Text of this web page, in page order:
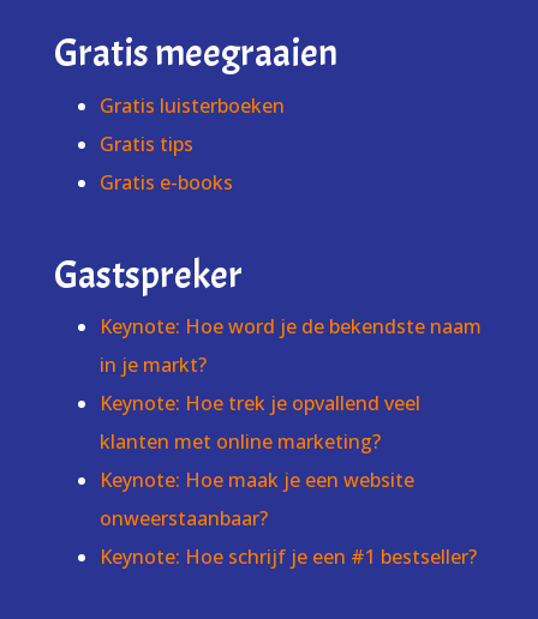
Gratis meegraaien
Gratis luisterboeken
Gratis tips
Gratis e-books
Gastspreker
Keynote: Hoe word je de bekendste naam
in je markt?
Keynote: Hoe trek je opvallend veel
klanten met online marketing?
Keynote: Hoe maak je een website
onweerstaanbaar?
Keynote: Hoe schrijf je een #1 bestseller?